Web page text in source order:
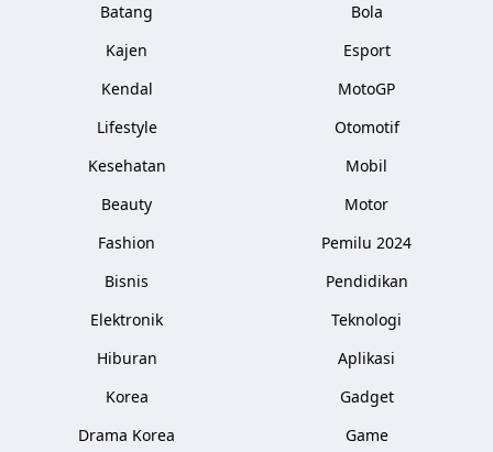
Batang
Kajen
Kendal
Lifestyle
Kesehatan
Beauty
Fashion
Bisnis
Elektronik
Hiburan
Korea
Drama Korea
Bola
Esport
MotoGP
Otomotif
Mobil
Motor
Pemilu 2024
Pendidikan
Teknologi
Aplikasi
Gadget
Game